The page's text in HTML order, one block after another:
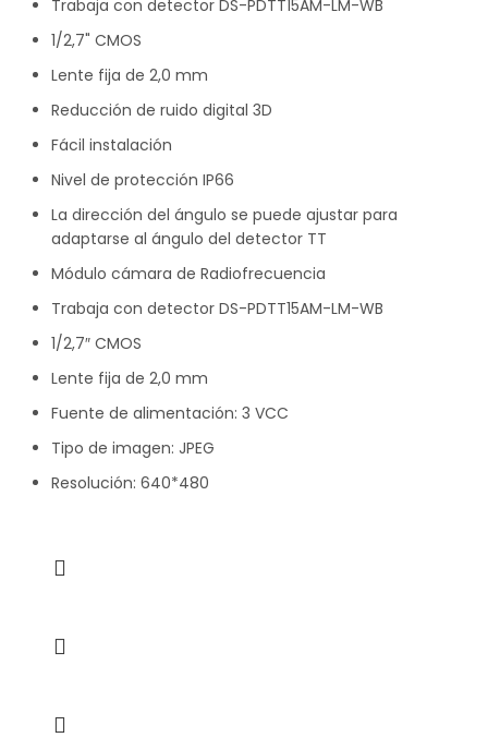
Trabaja con detector DS-PDTT15AM-LM-WB
1/2,7" CMOS
Lente fija de 2,0 mm
Reducción de ruido digital 3D
Fácil instalación
Nivel de protección IP66
La dirección del ángulo se puede ajustar para
adaptarse al ángulo del detector TT
Módulo cámara de Radiofrecuencia
Trabaja con detector DS-PDTT15AM-LM-WB
1/2,7″ CMOS
Lente fija de 2,0 mm
Fuente de alimentación: 3 VCC
Tipo de imagen: JPEG
Resolución: 640*480